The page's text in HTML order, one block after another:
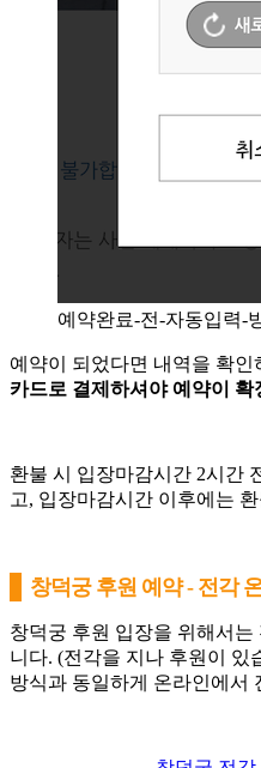
예약완료-전-자동입력-
예약이 되었다면 내역을 확인
카드로 결제하셔야 예약이 확
환불 시 입장마감시간 2시간
고, 입장마감시간 이후에는
창덕궁 후원 예약 - 전각
창덕궁 후원 입장을 위해서
니다. (전각을 지나 후원이 있
방식과 동일하게 온라인에서